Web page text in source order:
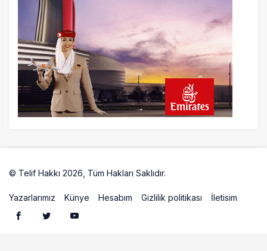
ISG’nin terminal memurlarından can
kurtaran hamle
24 saat önce
AJet’ten Yurt İçi Biletlerde Yüzde 30
İndirim
© Telif Hakkı 2026, Tüm Hakları Saklıdır.
Yazarlarımız Künye Hesabım Gizlilik politikası İletisim